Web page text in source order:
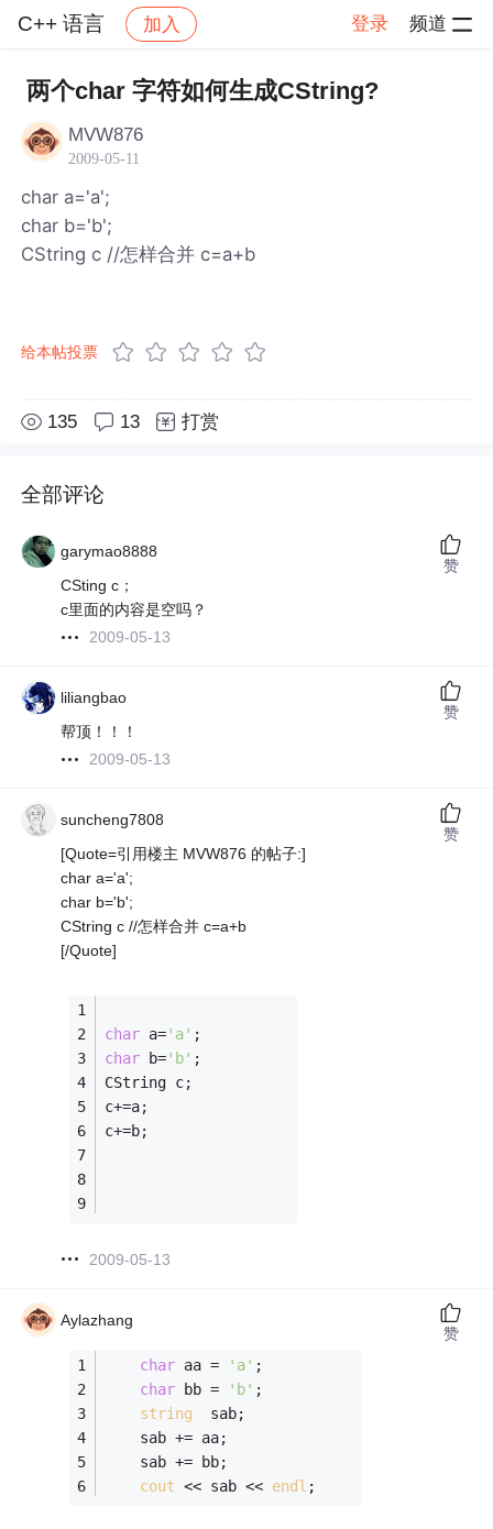
C++ 语言 加入 登录 频道
社区 C++ 语言 帖子详情
两个char 字符如何生成CString?
MVW876
2009-05-11
char a='a';
char b='b';
CString c //怎样合并 c=a+b
给本帖投票
135 13 打赏
全部评论
garymao8888
CSting c；
c里面的内容是空吗？
2009-05-13
赞
liliangbao
帮顶！！！
2009-05-13
赞
suncheng7808
[Quote=引用楼主 MVW876 的帖子:]
char a='a';
char b='b';
CString c //怎样合并 c=a+b
[/Quote]
char a='a' ;
char b='b' ;
CString c;
c+=a;
c+=b;
2009-05-13
赞
Aylazhang
char aa = 'a' ;
char bb = 'b' ;
string
  sab;
    sab += aa;
    sab += bb;
cout << sab << endl ;
赞